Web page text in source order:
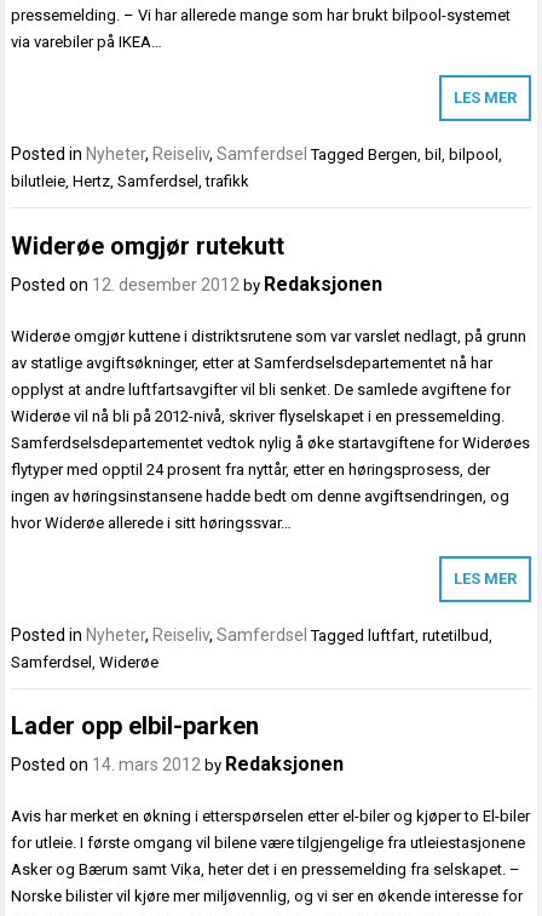
pressemelding. – Vi har allerede mange som har brukt bilpool-systemet
via varebiler på IKEA…
LES MER
Posted in Nyheter, Reiseliv,Samferdsel TaggedBergen, bil, bilpool,
bilutleie,Hertz,Samferdsel,trafikk
Widerøe omgjør rutekutt
Posted on 12. desember 2012 by Redaksjonen
Widerøe omgjør kuttene i distriktsrutene som var varslet nedlagt, på grunn
av statlige avgiftsøkninger, etter at Samferdselsdepartementet nå har
opplyst at andre luftfartsavgifter vil bli senket. De samlede avgiftene for
Widerøe vil nå bli på 2012-nivå, skriver flyselskapet i en pressemelding.
Samferdselsdepartementet vedtok nylig å øke startavgiftene for Widerøes
flytyper med opptil 24 prosent fra nyttår, etter en høringsprosess, der
ingen av høringsinstansene hadde bedt om denne avgiftsendringen, og
hvor Widerøe allerede i sitt høringssvar…
LES MER
Posted in Nyheter, Reiseliv,Samferdsel Tagged luftfart ,rutetilbud
Samferdsel ,Widerøe
Lader opp elbil-parken
Posted on 14. mars 2012 by Redaksjonen
Avis har merket en økning i etterspørselen etter el-biler og kjøper to El-biler
for utleie. I første omgang vil bilene være tilgjengelige fra utleiestasjonene
Asker og Bærum samt Vika, heter det i en pressemelding fra selskapet. –
Norske bilister vil kjøre mer miljøvennlig, og vi ser en økende interesse for